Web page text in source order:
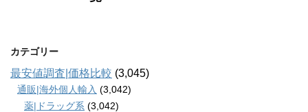
カテゴリー
最安値調査|価格比較 (3,045)
通販|海外個人輸入 (3,042)
薬|ドラッグ系 (3,042)